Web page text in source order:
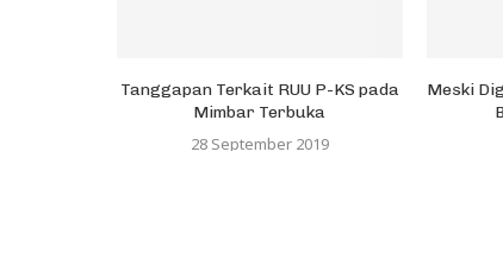
Tanggapan Terkait RUU P-KS pada
Mimbar Terbuka
28 September 2019
Meski